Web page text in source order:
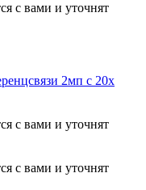
с вами и уточнят
2мп с 20x
с вами и уточнят
с вами и уточнят